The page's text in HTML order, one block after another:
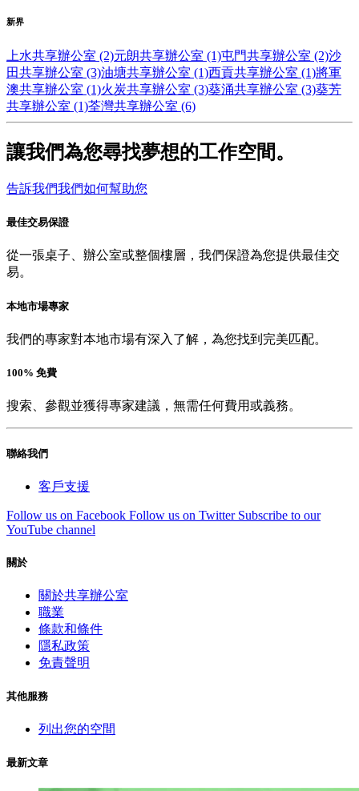
新界
上水共享辦公室 (2)元朗共享辦公室 (1)屯門共享辦公室 (2)沙
田共享辦公室 (3)油塘共享辦公室 (1)西貢共享辦公室 (1)將軍
澳共享辦公室 (1)火炭共享辦公室 (3)葵涌共享辦公室 (3)葵芳
共享辦公室 (1)荃灣共享辦公室 (6)
讓我們為您尋找夢想的工作空間。
告訴我們我們如何幫助您
最佳交易保證
從一張桌子、辦公室或整個樓層，我們保證為您提供最佳交
易。
本地市場專家
我們的專家對本地市場有深入了解，為您找到完美匹配。
100% 免費
搜索、參觀並獲得專家建議，無需任何費用或義務。
聯絡我們
客戶支援
Follow us on Facebook Follow us on Twitter Subscribe to our
YouTube channel
關於
關於共享辦公室
職業
條款和條件
隱私政策
免責聲明
其他服務
列出您的空間
最新文章